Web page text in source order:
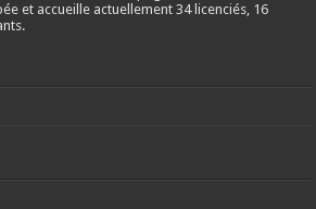
et accueille actuellement 34 licenciés, 16